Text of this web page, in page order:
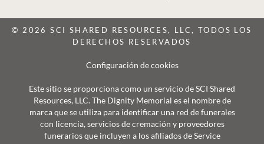
© 2026 SCI SHARED RESOURCES, LLC, TODOS LOS
DERECHOS RESERVADOS
Configuración de cookies
Este sitio se proporciona como un servicio de SCI Shared
Resources, LLC. The Dignity Memorial es el nombre de
marca que se utiliza para identificar una red de funerales
con licencia, servicios de cremación y proveedores
funerarios que incluyen a los afiliados de Service